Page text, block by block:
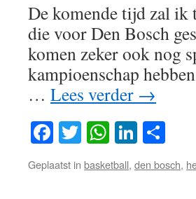
De komende tijd zal ik
die voor Den Bosch
komen zeker ook nog
kampioenschap
… Lees verder →
Facebook
TwitterWhatsApp
Geplaatst in basketball, den bosch,